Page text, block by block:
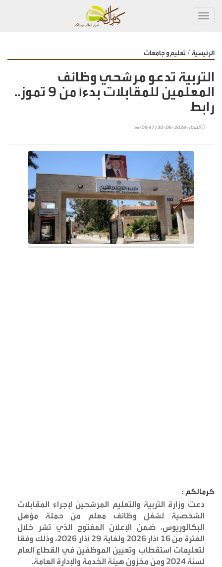
الرئيسية / تعليم و جامعات
التربية تدعو مرشحي وظائف
المعلمين للمقابلات بدءًا من 9 تموز..
رابط
الثلاثاء-2026-06-30 | 09:47 am
كرمالكم :
دعت وزارة التربية والتعليم المرشحين لإجراء المقابلات
الشخصية لشغل وظائف معلم من حملة مؤهل
البكالوريوس، ضمن الإعلان المفتوح الذي نُشر خلال
الفترة من 16 آذار 2026 ولغاية 29 آذار 2026، وذلك وفقًا
لتعليمات استقطاب وتعيين الموظفين في القطاع العام
لسنة 2024 ومن مخزون هيئة الخدمة والإدارة العامة
.